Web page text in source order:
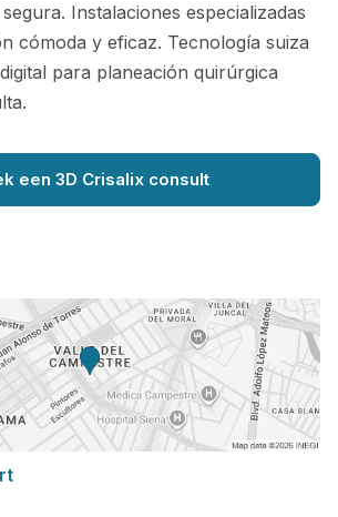
Instalaciones especializadas
cómoda y eficaz. Tecnología suiza
para planeación quirúrgica
een 3D Crisalix consult